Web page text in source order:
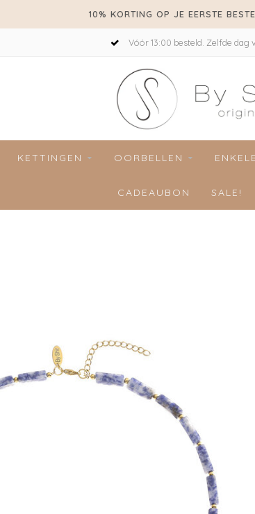
10% KORTING OP JE EERSTE
Vóór 13:00 besteld. Zelfde dag
KETTINGEN OORBELLEN
CADEAUBON SALE!